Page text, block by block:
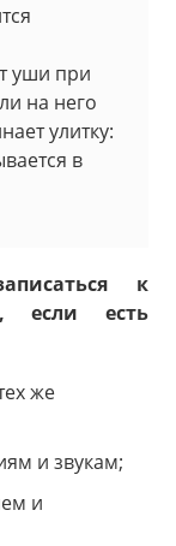
уши при
на него
улитку:
в
к
если есть
же
и звукам;
и